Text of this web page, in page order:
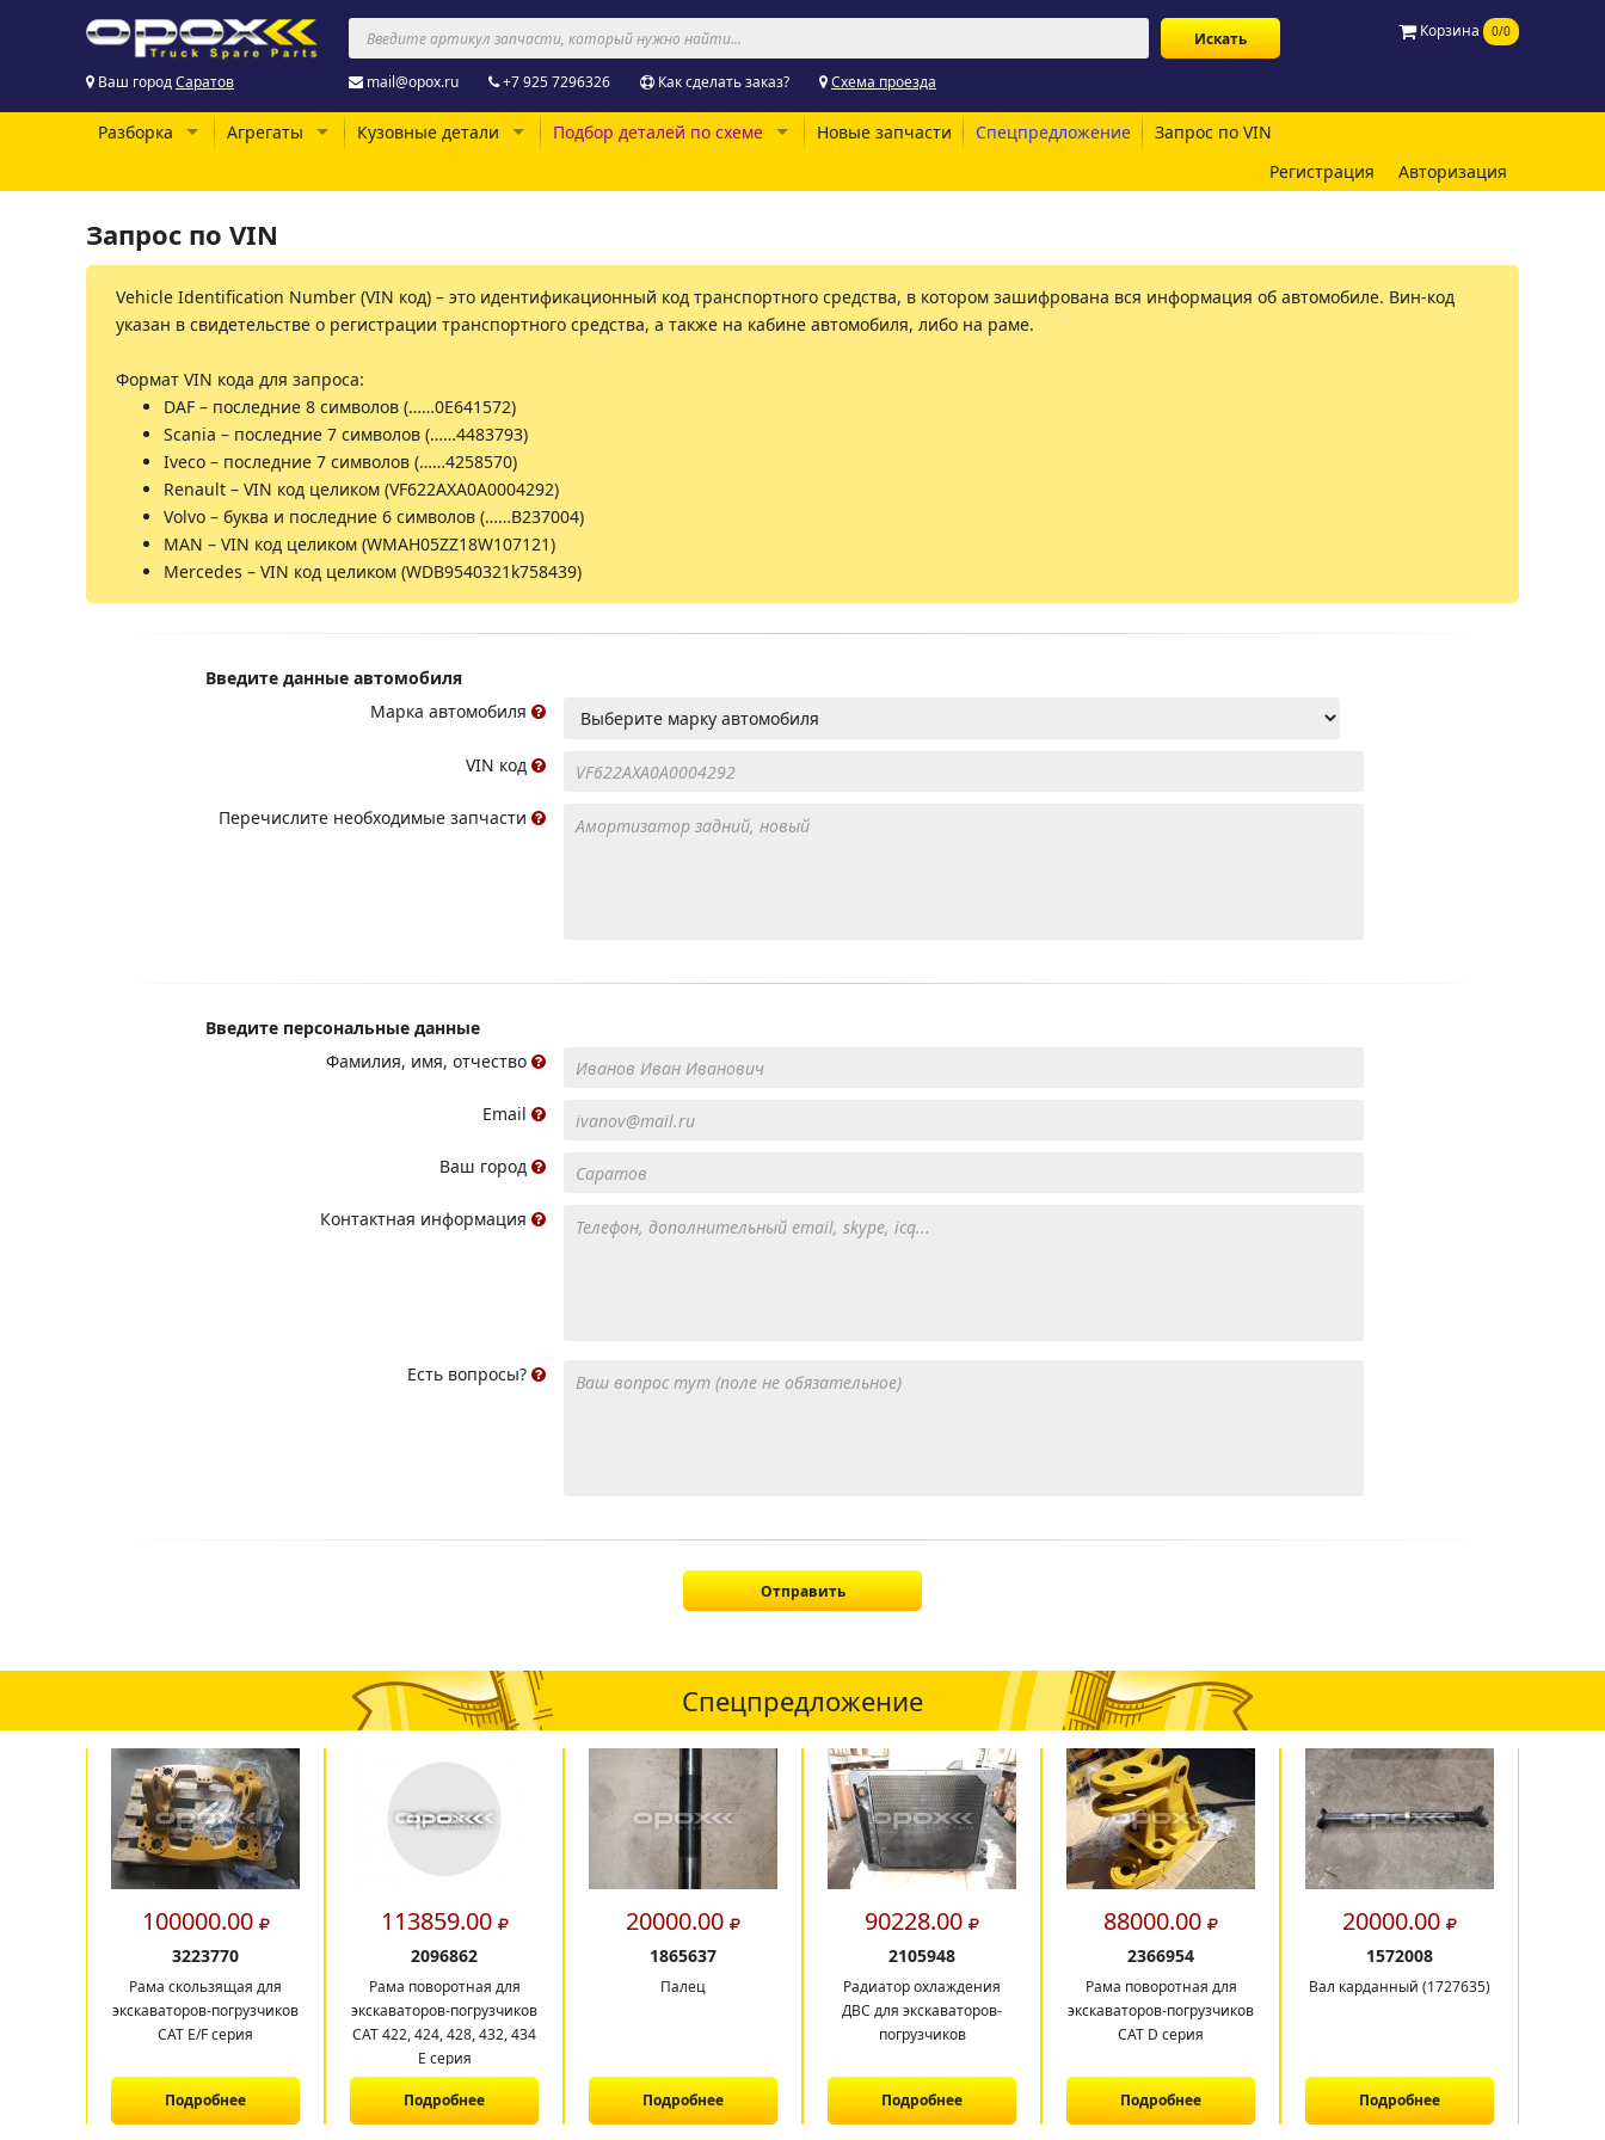
Корзина 0/0
Ваш городСаратов mail@opox.ru +7 925 7296326 Как сделать заказ? Схема проезда
Разборка Агрегаты Кузовные детали Подбор деталей по схеме Новые запчасти Спецпредложение
Запрос по VIN
Регистрация
Авторизация
Запрос по VIN
Vehicle Identification Number (VIN код) – это идентификационный код транспортного средства, в котором зашифрована вся информация об автомобиле. Вин-код
указан в свидетельстве о регистрации транспортного средства, а также на кабине автомобиля, либо на раме.
Формат VIN кода для запроса:
DAF – последние 8 символов (……0E641572)
Scania – последние 7 символов (……4483793)
Iveco – последние 7 символов (……4258570)
Renault – VIN код целиком (VF622AXA0A0004292)
Volvo – буква и последние 6 символов (……B237004)
MAN – VIN код целиком (WMAH05ZZ18W107121)
Mercedes – VIN код целиком (WDB9540321k758439)
Введите данные автомобиля
Марка автомобиля
VIN код
Перечислите необходимые запчасти
Введите персональные данные
Фамилия, имя, отчество
Email
Ваш город
Контактная информация
Есть вопросы?
Спецпредложение
100000.00
3223770
Рама скользящая для
экскаваторов-погрузчиков
CAT E/F серия
Подробнее
113859.00
2096862
Рама поворотная для
экскаваторов-погрузчиков
CAT 422, 424, 428, 432, 434
E серия
Подробнее
20000.00
1865637
Палец
Подробнее
90228.00
2105948
Радиатор охлаждения
ДВС для экскаваторов-
погрузчиков
Подробнее
88000.00
2366954
Рама поворотная для
экскаваторов-погрузчиков
CAT D серия
Подробнее
20000.00
1572008
Вал карданный (1727635)
Подробнее